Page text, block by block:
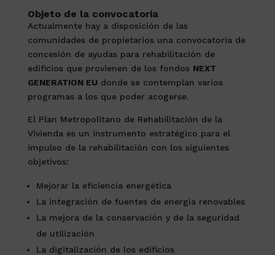
Objeto de la convocatoria
Actualmente hay a disposición de las
comunidades de propietarios una convocatoria de
concesión de ayudas para rehabilitación de
edificios que provienen de los fondos NEXT
GENERATION EUdonde se contemplan varios
programas a los que poder acogerse.
El Plan Metropolitano de Rehabilitación de la
Vivienda es un instrumento estratégico para el
impulso de la rehabilitación con los siguientes
objetivos:
Mejorar la eficiencia energética
La integración de fuentes de energía renovables
La mejora de la conservación y de la seguridad
de utilización
La digitalización de los edificios